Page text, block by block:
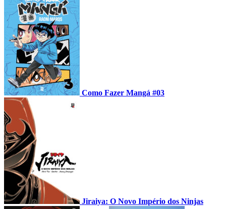
Como Fazer Mangá #03
Jiraiya: O Novo Império dos Ninjas